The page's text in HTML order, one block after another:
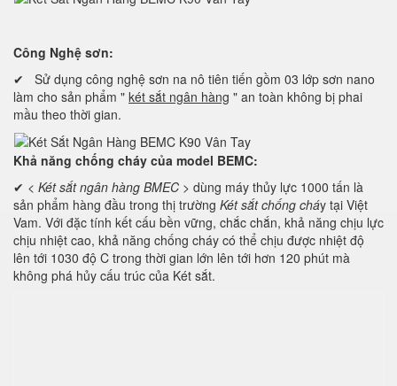
Công Nghệ sơn:
✔ Sử dụng công nghệ sơn na nô tiên tiến gồm 03 lớp sơn nano
làm cho sản phẩm " két sắt ngân hàng " an toàn không bị phai
mầu theo thời gian.
Khả năng chống cháy của model BEMC:
✔ < Két sắt ngân hàng BMEC > dùng máy thủy lực 1000 tấn là
sản phẩm hàng đầu trong thị trường Két sắt chống cháy tại Việt
Vam. Với đặc tính kết cấu bền vững, chắc chắn, khả năng chịu lực
chịu nhiệt cao, khả năng chống cháy có thể chịu được nhiệt độ
lên tới 1030 độ C trong thời gian lớn lên tới hơn 120 phút mà
không phá hủy cấu trúc của Két sắt.